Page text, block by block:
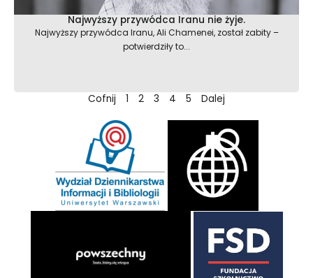
Najwyższy przywódca Iranu nie żyje.
Najwyższy przywódca Iranu, Ali Chamenei, został zabity –
potwierdziły to...
Cofnij 1 2 3 4 5 Dalej